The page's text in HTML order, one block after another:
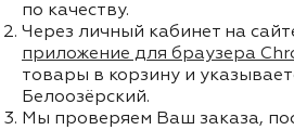
по качеству.
Через личный кабинет на
приложение для браузера
товары в корзину и
Белоозёрский.
Мы проверяем Ваш заказа,